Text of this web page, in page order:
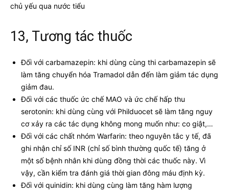
chủ yếu qua nước tiểu
13, Tương tác thuốc
Đối với carbamazepin: khi dùng cùng thi carbamazepin sẽ
làm tăng chuyển hóa Tramadol dẫn đến làm giảm tác dụng
giảm đau.
Đối với các thuốc ức chế MAO và ức chế hấp thu
serotonin: khi dùng cùng với Philduocet sẽ làm tăng nguy
cơ xảy ra các tác dụng không mong muốn như: co giật,…
Đối với các chất nhóm Warfarin: theo nguyên tắc y tế, đã
ghi nhận chỉ số INR (chỉ số bình thường quốc tế) tăng ở
một số bệnh nhân khi dùng đồng thời các thuốc này. Vì
vậy, cần kiểm tra đánh giá thời gian đông máu định kỳ.
Đối với quinidin: khi dùng cùng làm tăng hàm lượng